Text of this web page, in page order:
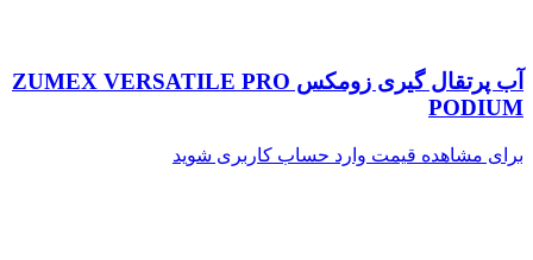
آب پرتقال گیری زومکس ZUMEX VERSATILE PRO
PODIUM
برای مشاهده قیمت وارد حساب کاربری شوید